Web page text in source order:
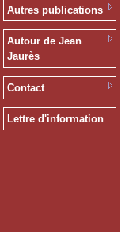
Autres publications
Autour de Jean
Jaurès
Contact
Lettre d'information